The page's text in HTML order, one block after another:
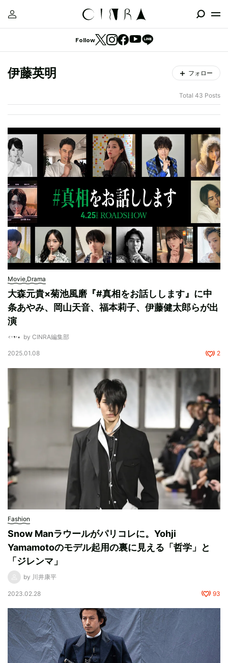
Follow
伊藤英明 フォロー
Total 43 Posts
Movie,Drama
大森元貴×菊池風磨『#真相をお話しします』に中
条あやみ、岡山天音、福本莉子、伊藤健太郎らが出
演
by CINRA編集部
2025.01.08 2
Fashion
Snow Manラウールがパリコレに。Yohji
Yamamotoのモデル起用の裏に見える「哲学」と
「ジレンマ」
by 川井康平
2023.02.28 93